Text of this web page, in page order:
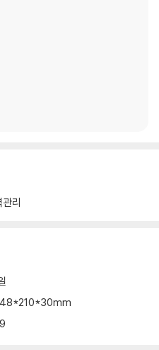
주어야 한다
게 생각하기 때문이다
쌓인다
다
야 한다
를 발산할 수 있다
리